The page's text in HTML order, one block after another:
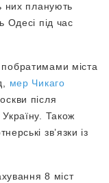
них планують
Одесі під час
міста
мер Чикаго
після
Також
зв’язки із
8 міст